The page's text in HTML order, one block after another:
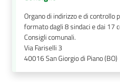
Organo di indirizzo e di
formato dagli 8 sindaci e dai 17
Consigli comunali.
Via Fariselli 3
40016San Giorgio di Piano (BO)